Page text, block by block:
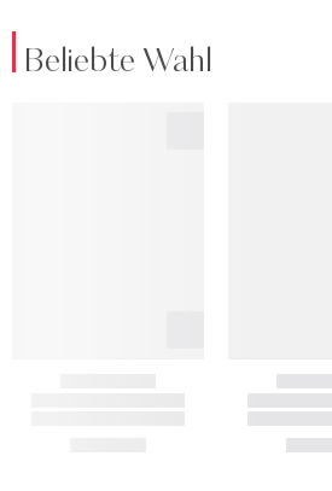
Beliebte Wahl